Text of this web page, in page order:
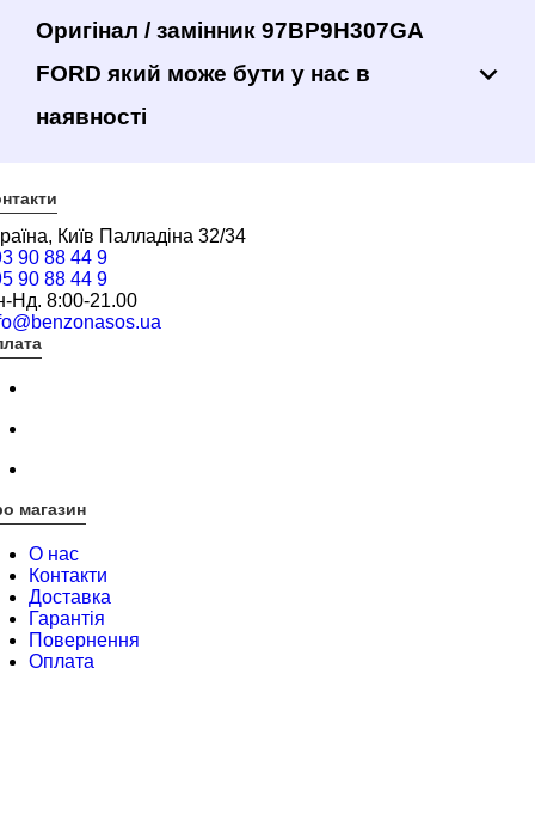
Оригінал / замінник 97BP9H307GA
FORD який може бути у нас в
наявності
Київ Палладіна 32/34
90 88 44 9
90 88 44 9
Нд. 8:00-21.00
магазин
О нас
Контакти
Доставка
Гарантія
Повернення
Оплата